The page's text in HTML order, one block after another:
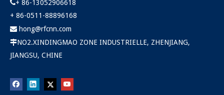
+ 86-13052906618
+ 86-0511-88896168
 hong@rfcnn.com
NO2.XINDINGMAO ZONE INDUSTRIELLE, ZHENJIANG,
JIANGSU, CHINE